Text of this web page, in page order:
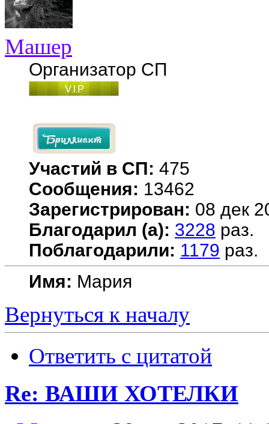
Машер
Организатор СП
Участий в СП: 475
Сообщения: 13462
Зарегистрирован: 08 дек
Благодарил (а): 3228 раз.
Поблагодарили: 1179 раз.
Имя: Мария
Вернуться к началу
Ответить с цитатой
Re: ВАШИ ХОТЕЛКИ